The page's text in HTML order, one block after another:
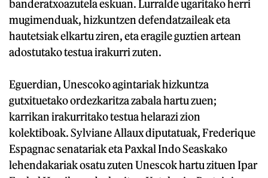
banderatxoazutela eskuan. Lurralde ugaritako herri
mugimenduak, hizkuntzen defendatzaileak eta
hautetsiak elkartu ziren, eta eragile guztien artean
adostutako testua irakurri zuten.
Eguerdian, Unescoko agintariak hizkuntza
gutxituetako ordezkaritza zabala hartu zuen;
karrikan irakurritako testua helarazi zion
kolektiboak. Sylviane Allaux diputatuak, Frederique
Espagnac senatariak eta Paxkal Indo Seaskako
lehendakariak osatu zuten Unescok hartu zituen Ipar